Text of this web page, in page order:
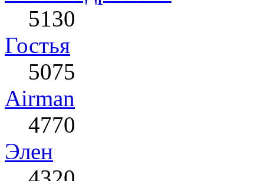
5130
Гостья
5075
Airman
4770
Элен